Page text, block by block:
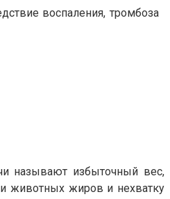
воспаления, тромбоза
называют избыточный вес,
животных жиров и нехватку